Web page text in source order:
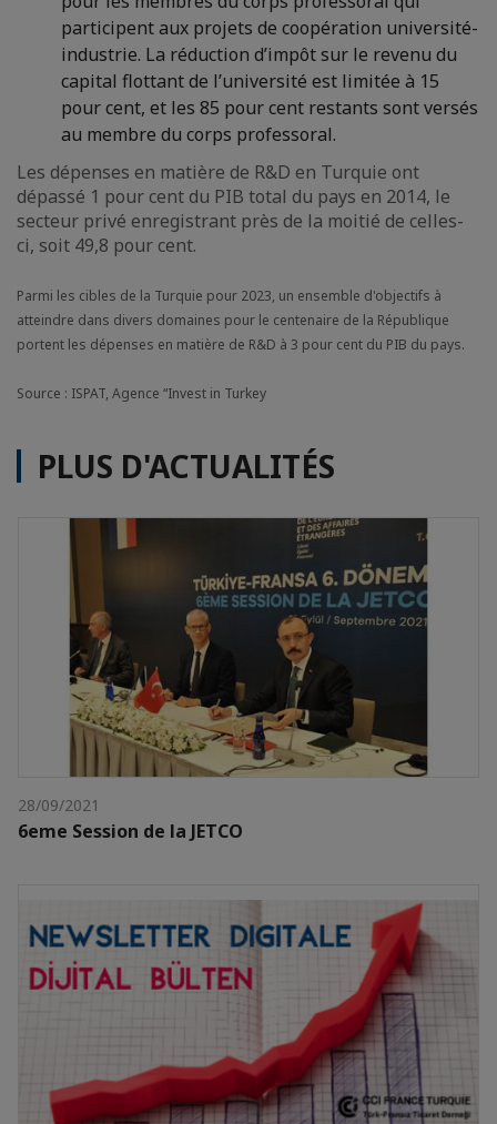
participent aux projets de coopération université-
industrie. La réduction d’impôt sur le revenu du
capital flottant de l’université est limitée à 15
pour cent, et les 85 pour cent restants sont versés
au membre du corps professoral.
Les dépenses en matière de R&D en Turquie ont
dépassé 1 pour cent du PIB total du pays en 2014, le
secteur privé enregistrant près de la moitié de celles-
ci, soit 49,8 pour cent.
Parmi les cibles de la Turquie pour 2023, un ensemble d'objectifs à
atteindre dans divers domaines pour le centenaire de la République
portent les dépenses en matière de R&D à 3 pour cent du PIB du pays.
Source : ISPAT, Agence “Invest in Turkey
PLUS D'ACTUALITÉS
28/09/2021
6eme Session de la JETCO